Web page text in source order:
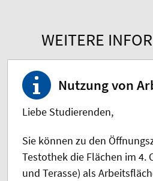
WEITERE
Nutzung von
Liebe Studierenden,
Sie können zu den
Testothek die Flächen im 4.
und Terasse) als